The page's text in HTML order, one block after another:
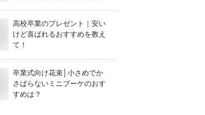
高校卒業のプレゼント｜安い
けど喜ばれるおすすめを教え
て！
卒業式向け花束│小さめでか
さばらないミニブーケのおす
すめは？